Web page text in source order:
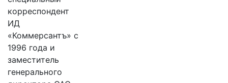
корреспондент
ИД
«Коммерсантъ» с
1996 года и
заместитель
генерального